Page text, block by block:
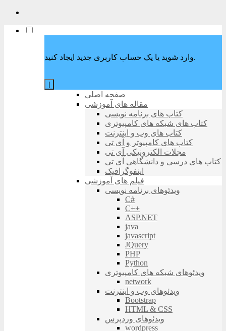
وارد شوید یا یک حساب کاربری جدید ایجاد کنید.
صفحه اصلی
مقاله های آموزشی
کتاب های برنامه نویسی
کتاب های شبکه های کامپیوتری
کتاب های وب و اینترنت
کتاب های کامپیوتر و آی تی
مجلات الکترونیکی آی تی
کتاب های درسی و دانشگاهی آی تی
اینفوگرافیک
فیلم های آموزشی
ویدئوهای برنامه نویسی
C#
C++
ASP.NET
java
javascript
JQuery
PHP
Python
ویدئوهای شبکه های کامپیوتری
network
ویدئوهای وب و اینترنت
Bootstrap
HTML & CSS
ویدئوهای وردپرس
wordpress